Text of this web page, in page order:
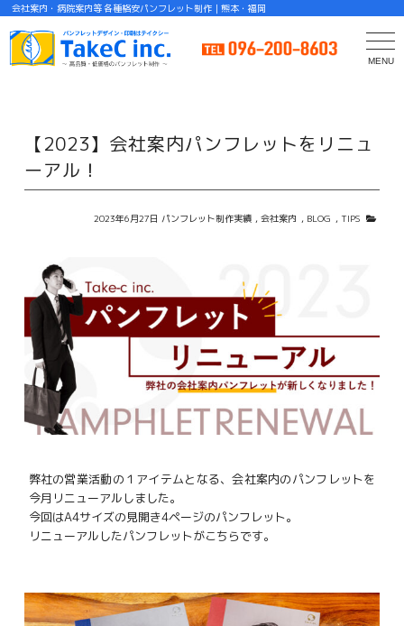
会社案内・病院案内等 各種格安パンフレット制作｜熊本・福岡
【2023】会社案内パンフレットをリニュ
ーアル！
2023年6月27日 パンフレット制作実績 ,会社案内 , BLOG , TIPS
弊社の営業活動の１アイテムとなる、会社案内のパンフレットを
今月リニューアルしました。
今回はA4サイズの見開き4ページのパンフレット。
リニューアルしたパンフレットがこちらです。
MENU